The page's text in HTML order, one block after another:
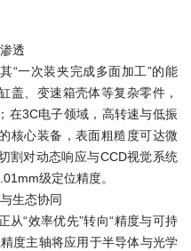
透
一次装夹完成多面加工”的能
盖、变速箱壳体等复杂零件，
在3C电子领域，高转速与低振
核心装备，表面粗糙度可达微
割对动态响应与CCD视觉系统
级定位精度。
生态协同
“效率优先”转向“精度与可持
度主轴将应用于半导体与光学